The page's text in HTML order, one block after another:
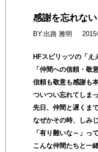
感謝を忘れない
BY:出路 雅明 2015
HFスピリッツの「え
「仲間への信頼・敬
信頼も敬意も感謝も
ついつい忘れてしま
先日、仲間と遅くま
なぜかその時、しみ
「有り難いな～」っ
こんな仲間たちと一